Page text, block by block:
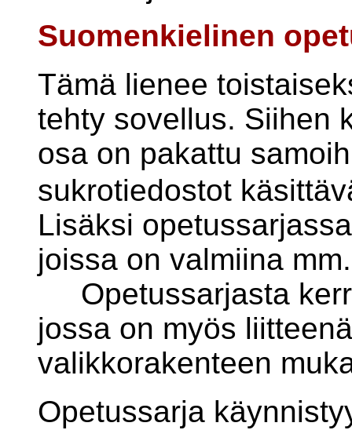
Suomenkielinen
Tämä lienee
tehty sovellus. Siihen
osa on pakattu
sukrotiedostot
Lisäksi
joissa on valmiina
Opetussarjasta
jossa on myös
valikkorakenteen
Opetussarja